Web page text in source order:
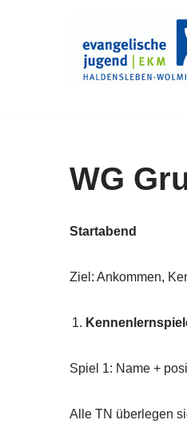
WG
Startabend
Ziel: Ankommen,
Spiel 1: Name +
Alle TN überlegen